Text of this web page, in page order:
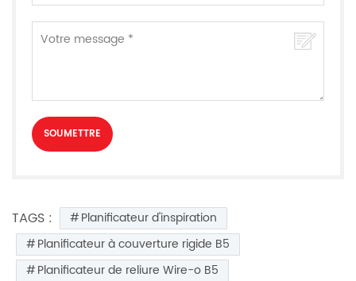
TAGS :
Planificateur d'inspiration
Planificateur à couverture rigide B5
Planificateur de reliure Wire-o B5